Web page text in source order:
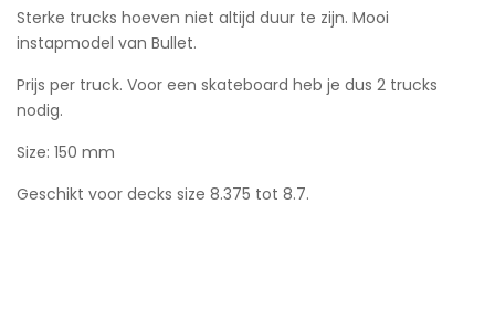
Sterke trucks hoeven niet altijd duur te zijn. Mooi
instapmodel van Bullet.
Prijs per truck. Voor een skateboard heb je dus 2 trucks
nodig.
Size: 150 mm
Geschikt voor decks size 8.375 tot 8.7.